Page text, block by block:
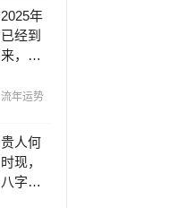
晓五
行，把
控起伏
波澜，
缺，助
一生！
2025年
已经到
来，如
把握先
吉避
凶，不
走弯
路，点
流年运势
贵人何
时现，
八字帮